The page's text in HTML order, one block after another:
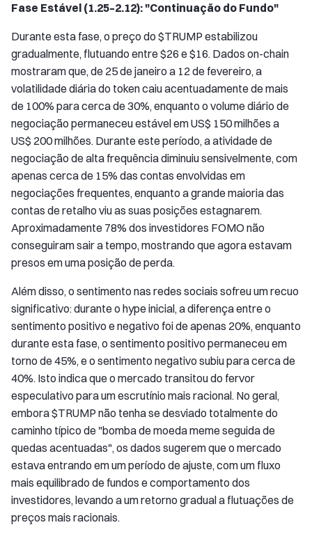
Fase Estável (1.25–2.12): "Continuação do Fundo"
Durante esta fase, o preço do $TRUMP estabilizou
gradualmente, flutuando entre $26 e $16. Dados on-chain
mostraram que, de 25 de janeiro a 12 de fevereiro, a
volatilidade diária do token caiu acentuadamente de mais
de 100% para cerca de 30%, enquanto o volume diário de
negociação permaneceu estável em US$ 150 milhões a
US$ 200 milhões. Durante este período, a atividade de
negociação de alta frequência diminuiu sensivelmente, com
apenas cerca de 15% das contas envolvidas em
negociações frequentes, enquanto a grande maioria das
contas de retalho viu as suas posições estagnarem.
Aproximadamente 78% dos investidores FOMO não
conseguiram sair a tempo, mostrando que agora estavam
presos em uma posição de perda.
Além disso, o sentimento nas redes sociais sofreu um recuo
significativo: durante o hype inicial, a diferença entre o
sentimento positivo e negativo foi de apenas 20%, enquanto
durante esta fase, o sentimento positivo permaneceu em
torno de 45%, e o sentimento negativo subiu para cerca de
40%. Isto indica que o mercado transitou do fervor
especulativo para um escrutínio mais racional. No geral,
embora $TRUMP não tenha se desviado totalmente do
caminho típico de "bomba de moeda meme seguida de
quedas acentuadas", os dados sugerem que o mercado
estava entrando em um período de ajuste, com um fluxo
mais equilibrado de fundos e comportamento dos
investidores, levando a um retorno gradual a flutuações de
preços mais racionais.